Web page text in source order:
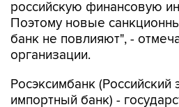
российскую финансовую
Поэтому новые
банк не повлияют", -
организации.
Росэксимбанк (Российский
импортный банк) -